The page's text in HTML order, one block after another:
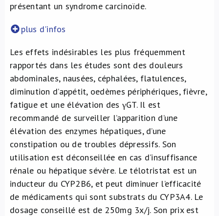
présentant un syndrome carcinoïde.
plus d'infos
Les effets indésirables les plus fréquemment
rapportés dans les études sont des douleurs
abdominales, nausées, céphalées, flatulences,
diminution d’appétit, oedèmes périphériques, fièvre,
fatigue et une élévation des γGT. Il est
recommandé de surveiller l’apparition d’une
élévation des enzymes hépatiques, d’une
constipation ou de troubles dépressifs. Son
utilisation est déconseillée en cas d’insuffisance
rénale ou hépatique sévère. Le télotristat est un
inducteur du CYP2B6, et peut diminuer l’efficacité
de médicaments qui sont substrats du CYP3A4. Le
dosage conseillé est de 250mg 3x/j. Son prix est